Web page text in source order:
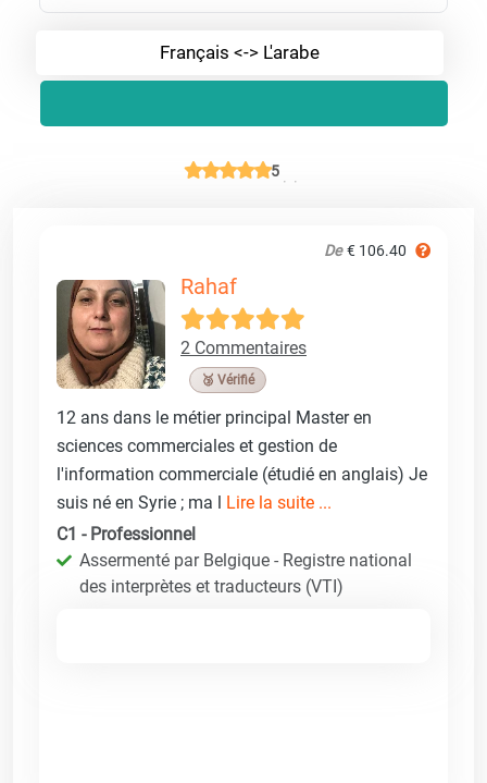
Français <-> L'arabe
5
De € 106.40
Rahaf
2 Commentaires
🥉 Vérifié
12 ans dans le métier principal Master en
sciences commerciales et gestion de
l'information commerciale (étudié en anglais) Je
suis né en Syrie ; ma l Lire la suite ...
C1 - Professionnel
Assermenté par Belgique - Registre national
des interprètes et traducteurs (VTI)